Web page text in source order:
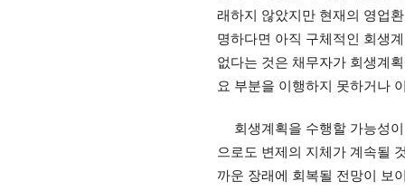
래하지 않았지만 현재의 영업
명하다면 아직 구체적인 회생
없다는 것은 채무자가 회생계
요 부분을 이행하지 못하거나
회생계획을 수행할 가능성
으로도 변제의 지체가 계속될
까운 장래에 회복될 전망이 보